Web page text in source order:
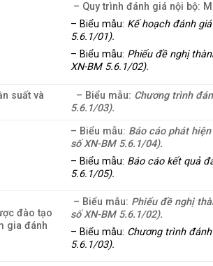
– Quy trình đánh giá nội bộ:
– Biểu mẫu: Kế hoạch đánh
5.6.1/01).
– Biểu mẫu: Phiếu đề nghị
XN-BM 5.6.1/02).
suất và – Biểu mẫu: Chương trình
5.6.1/03).
– Biểu mẫu: Báo cáo phát
số XN-BM 5.6.1/04).
– Biểu mẫu: Báo cáo kết quả
5.6.1/05).
đào tạo
gia đánh
– Biểu mẫu: Phiếu đề nghị
số XN-BM 5.6.1/02).
– Biểu mẫu: Chương trình
5.6.1/03).